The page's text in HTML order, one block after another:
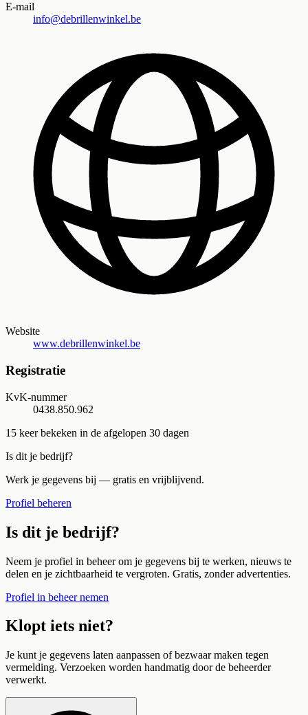
E-mail
info@debrillenwinkel.be
Website
www.debrillenwinkel.be
Registratie
KvK-nummer
0438.850.962
15 keer bekeken in de afgelopen 30 dagen
Is dit je bedrijf?
Werk je gegevens bij — gratis en vrijblijvend.
Profiel beheren
Is dit je bedrijf?
Neem je profiel in beheer om je gegevens bij te werken, nieuws te
delen en je zichtbaarheid te vergroten. Gratis, zonder advertenties.
Profiel in beheer nemen
Klopt iets niet?
Je kunt je gegevens laten aanpassen of bezwaar maken tegen
vermelding. Verzoeken worden handmatig door de beheerder
verwerkt.